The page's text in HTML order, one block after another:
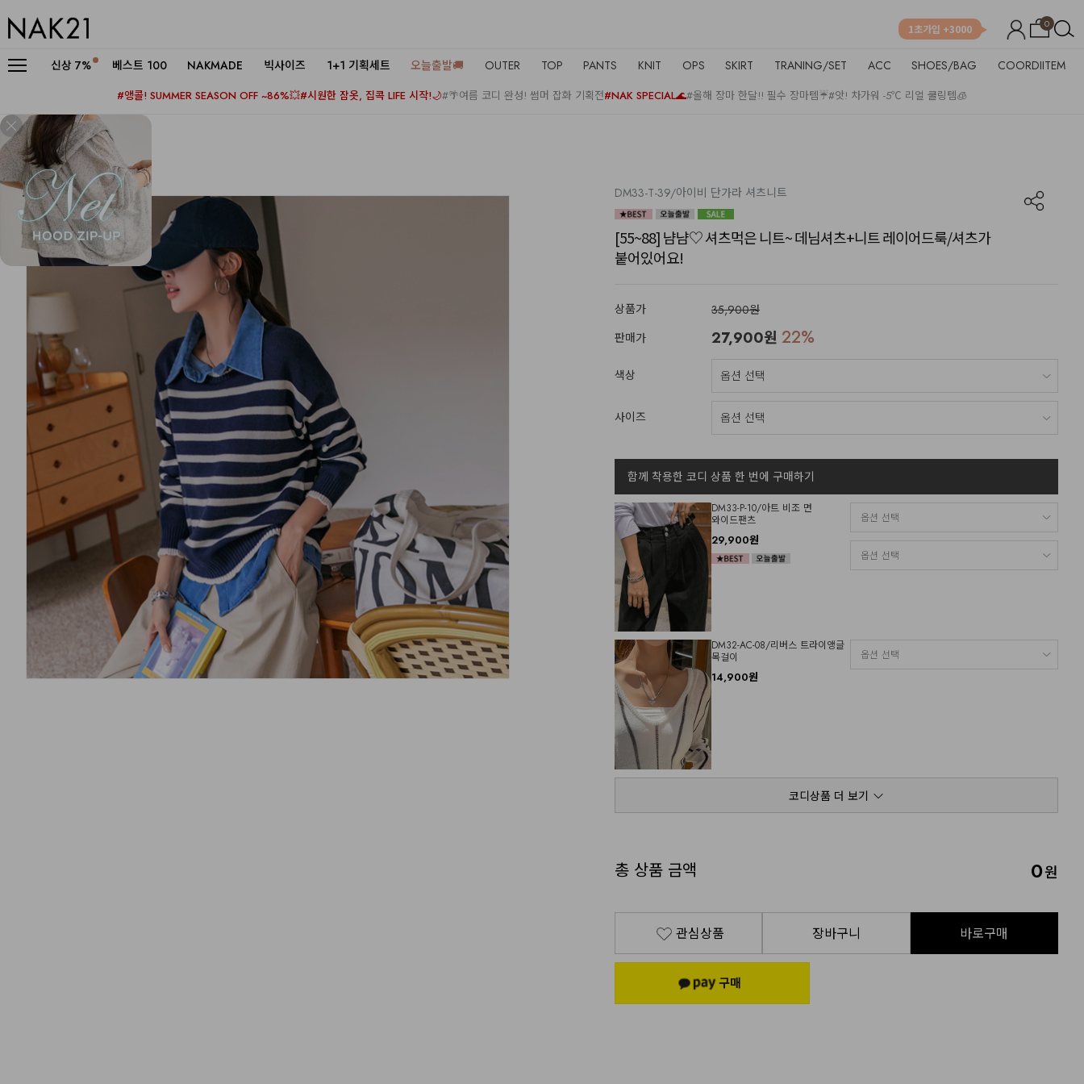
0
1초가입 +3000
신상 7% 베스트 100 NAKMADE 빅사이즈 1+1 기획세트 오늘출발🚚 OUTER TOP PANTS KNIT OPS SKIRT TRANING/SET ACC SHOES/BAG COORDIITEM
#앵콜! SUMMER SEASON OFF ~86%💥#시원한 잠옷, 집콕 LIFE 시작!🌙#🌴여름 코디 완성! 썸머 잡화 기획전#NAK SPECIAL🌊#올해 장마 한달!! 필수 장마템☔#앗! 차가워 -5℃ 리얼 쿨링템🧊
DM33-T-39/아이비 단가라 셔츠니트
[55~88] 냠냠♡ 셔츠먹은 니트~ 데님셔츠+니트 레이어드룩/셔츠가
붙어있어요!
상품가
35,900원
판매가
27,900원 22%
색상
사이즈
함께 착용한 코디 상품 한 번에 구매하기
DM33-P-10/아트 비조 면
와이드팬츠
29,900원
DM32-AC-08/리버스 트라이앵글
목걸이
14,900원
코디상품 더 보기
총 상품 금액 0원
관심상품 장바구니 바로구매